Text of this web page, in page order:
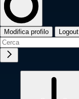
Modifica profilo Logout